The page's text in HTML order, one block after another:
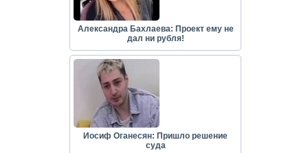
Александра Бахлаева: Проект ему не
дал ни рубля!
Иосиф Оганесян: Пришло решение
суда